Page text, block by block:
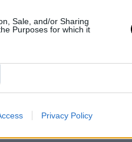
Sale, and/or Sharing
Purposes for which it
Privacy Policy